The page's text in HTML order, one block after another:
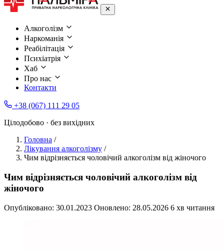
Алкоголізм
Наркоманія
Реабілітація
Психіатрія
Хаб
Про нас
Контакти
+38 (067) 111 29 05
Цілодобово · без вихідних
Головна /
Лікування алкоголізму /
Чим відрізняється чоловічий алкоголізм від жіночого
Чим відрізняється чоловічий алкоголізм від
жіночого
Опубліковано: 30.01.2023 Оновлено: 28.05.2026 6 хв читання